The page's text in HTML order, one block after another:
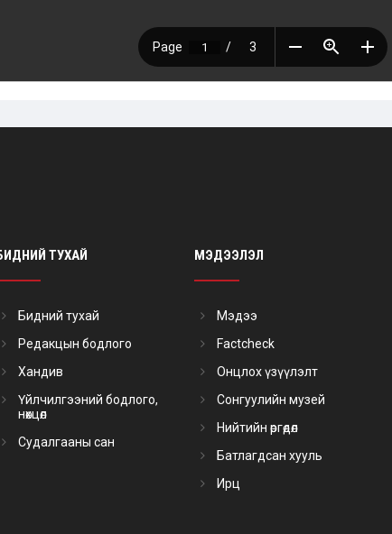
ТУХАЙ
Бидний тухай
Редакцын бодлого
Хандив
Үйлчилгээний бодлого,
нөхцөл
Судалгааны сан
МЭДЭЭЛЭЛ
Мэдээ
Factcheck
Онцлох үзүүлэлт
Сонгуулийн музей
Нийтийн өргөдөл
Батлагдсан хууль
Ирц